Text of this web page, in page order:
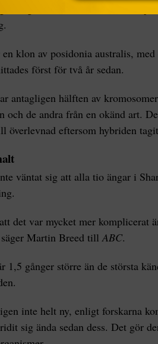
med växter som är bra
en klon av posidonia australis,
först för två år sedan.
antagligen hälften av
och de andra från en okänd art.
överlevnad eftersom hybriden
väntat sig att alla tio ängar i
det var mycket mer komplicerat
säger Martin Breed tillABC.
1,5 gånger större än de största
inte helt ny, enligt forskarna
sig ända sedan dess. Det gör